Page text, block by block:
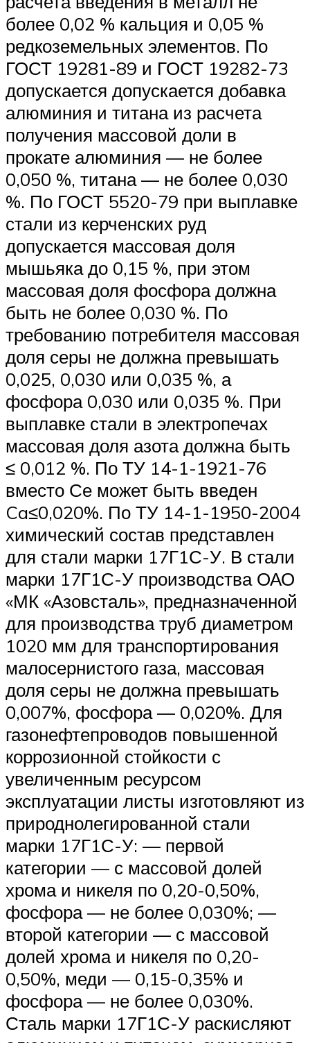
более 0,02 % кальция и 0,05 %
редкоземельных элементов. По
ГОСТ 19281-89 и ГОСТ 19282-73
допускается допускается добавка
алюминия и титана из расчета
получения массовой доли в
прокате алюминия — не более
0,050 %, титана — не более 0,030
%. По ГОСТ 5520-79 при выплавке
стали из керченских руд
допускается массовая доля
мышьяка до 0,15 %, при этом
массовая доля фосфора должна
быть не более 0,030 %. По
требованию потребителя массовая
доля серы не должна превышать
0,025, 0,030 или 0,035 %, а
фосфора 0,030 или 0,035 %. При
выплавке стали в электропечах
массовая доля азота должна быть
≤ 0,012 %. По ТУ 14-1-1921-76
вместо Се может быть введен
Ca≤0,020%. По ТУ 14-1-1950-2004
химический состав представлен
для стали марки 17Г1С-У. В стали
марки 17Г1С-У производства ОАО
«МК «Азовсталь», предназначенной
для производства труб диаметром
1020 мм для транспортирования
малосернистого газа, массовая
доля серы не должна превышать
0,007%, фосфора — 0,020%. Для
газонефтепроводов повышенной
коррозионной стойкости с
увеличенным ресурсом
эксплуатации листы изготовляют из
природнолегированной стали
марки 17Г1С-У: — первой
категории — с массовой долей
хрома и никеля по 0,20-0,50%,
фосфора — не более 0,030%; —
второй категории — с массовой
долей хрома и никеля по 0,20-
0,50%, меди — 0,15-0,35% и
фосфора — не более 0,030%.
Сталь марки 17Г1С-У раскисляют